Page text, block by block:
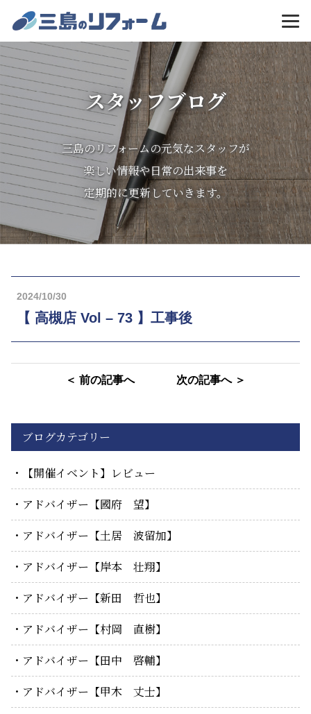
スタッフブログ
三島のリフォームの元気なスタッフが
楽しい情報や日常の出来事を
定期的に更新していきます。
ブログカテゴリー
【開催イベント】レビュー
アドバイザー【國府 望】
アドバイザー【土居 波留加】
アドバイザー【岸本 壮翔】
アドバイザー【新田 哲也】
アドバイザー【村岡 直樹】
アドバイザー【田中 啓輔】
アドバイザー【甲木 丈士】
2024/10/30
【 高槻店 Vol – 73 】工事後
＜ 前の記事へ 次の記事へ ＞